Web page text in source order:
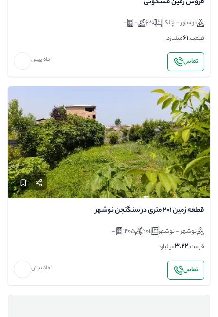
فروش زمین مسکونی
نوشهر - چلک 620
-
-
قیمت:61میلیارد
تماس 1 ماه پیش
قطعه زمین ۲۰۱ متری در سنگتجن نوشهر
نوشهر - نوشهر 201
1405
-
قیمت:3.22میلیارد
تماس 1 ماه پیش